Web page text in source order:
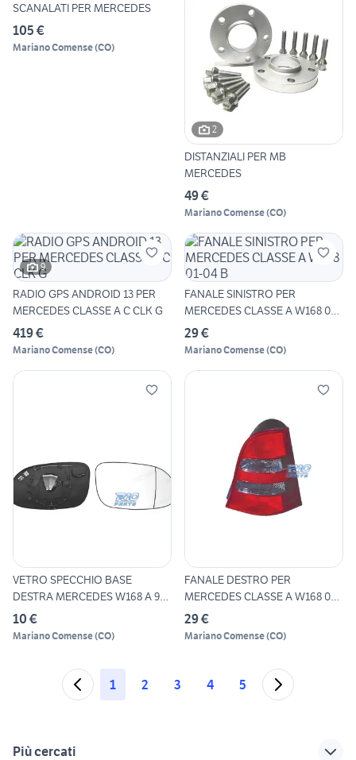
SCANALATI PER MERCEDES
105 €
Mariano Comense(CO)
2
DISTANZIALI PER MB
MERCEDES
49 €
Mariano Comense(CO)
9
RADIO GPS ANDROID 13 PER
MERCEDES CLASSE A C CLK G
419 €
Mariano Comense(CO)
FANALE SINISTRO PER
MERCEDES CLASSE A W168 01-
04 B
29 €
Mariano Comense(CO)
VETRO SPECCHIO BASE
DESTRA MERCEDES W168 A 97-
04
10 €
Mariano Comense(CO)
FANALE DESTRO PER
MERCEDES CLASSE A W168 01-
04 FUM
29 €
Mariano Comense(CO)
1 2 3 4 5
Più cercati